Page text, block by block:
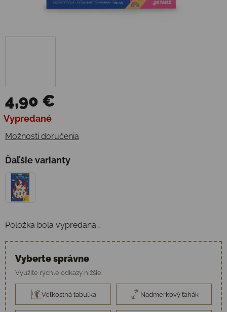
4,90 €
Jednotková cena:
Vypredané
Možnosti doručenia
Ďaľšie varianty
Položka bola vypredaná…
Vyberte správne
Využite rýchle odkazy nižšie.
Veľkostná tabuľka Nadmerkový ťahák